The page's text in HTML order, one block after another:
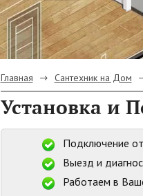
Главная Сантехник на Дом
Установка и
Подключение
Выезд и
Работаем в